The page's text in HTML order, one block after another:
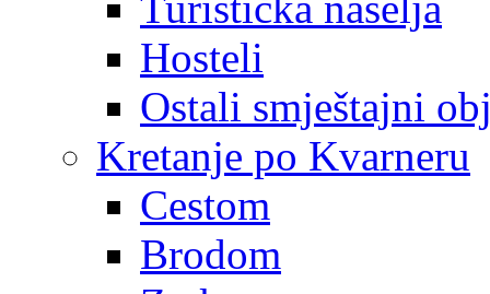
Hosteli
Ostali smještajni
Kretanje po Kvarneru
Cestom
Brodom